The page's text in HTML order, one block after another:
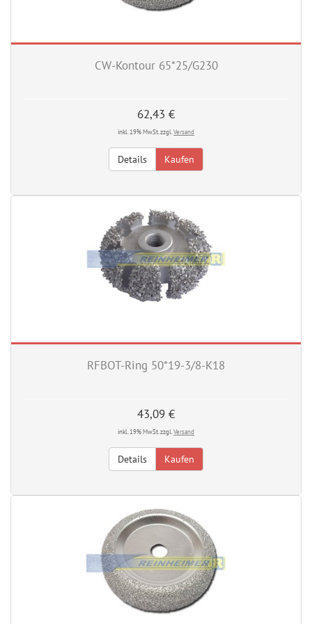
CW-Kontour 65*25/G230
62,43 €
inkl. 19% MwSt. zzgl. Versand
Details Kaufen
RFBOT-Ring 50*19-3/8-K18
43,09 €
inkl. 19% MwSt. zzgl. Versand
Details Kaufen